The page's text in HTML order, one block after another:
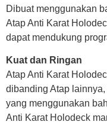
Dibuat menggunakan
Atap Anti Karat
dapat mendukung
Kuat dan Ringan
Atap Anti Karat
dibanding Atap
yang menggunakan
Anti Karat Holodeck